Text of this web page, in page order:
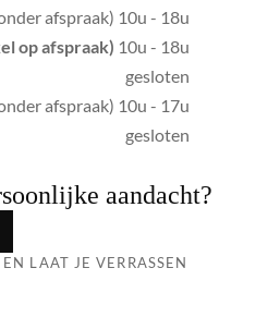
afspraak) 10u - 18u
op afspraak) 10u - 18u
gesloten
afspraak) 10u - 17u
gesloten
aandacht?
LAAT JE VERRASSEN